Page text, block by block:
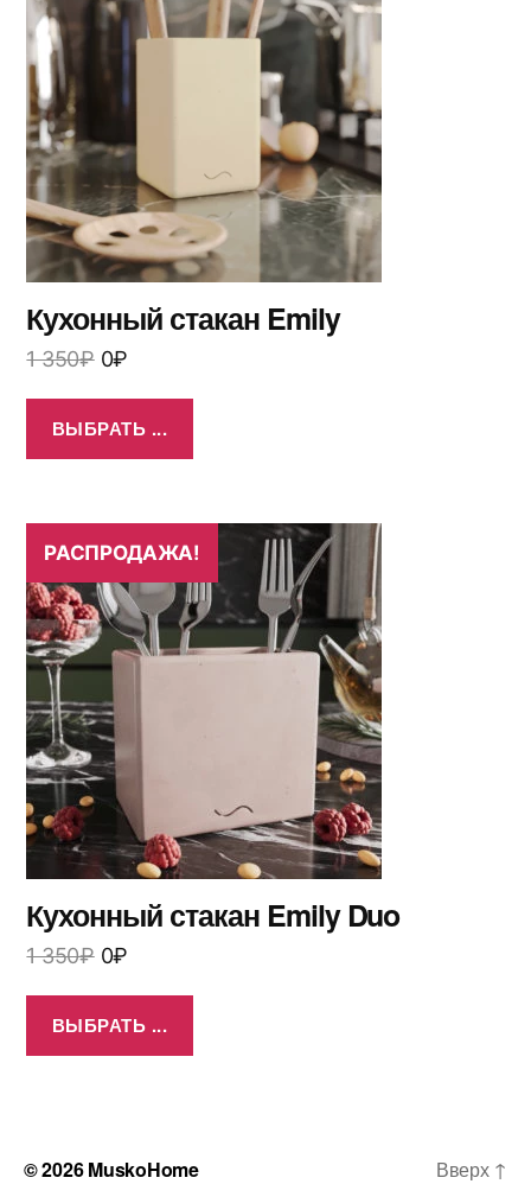
Кухонный стакан Emily
1 350₽ 0₽
ВЫБРАТЬ ...
РАСПРОДАЖА!
Кухонный стакан Emily Duo
1 350₽ 0₽
ВЫБРАТЬ ...
© 2026MuskoHome Вверх ↑